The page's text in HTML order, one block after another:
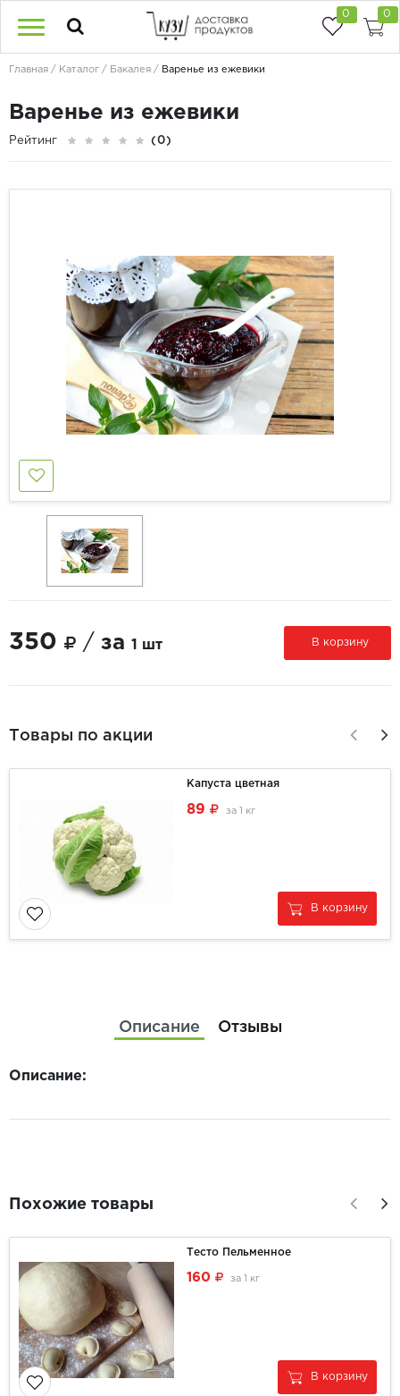
0 0
Главная Каталог Бакалея Варенье из ежевики
Варенье из ежевики
Рейтинг (0)
350 / за 1 шт В корзину
Товары по акции
Капуста цветная
89 за 1 кг
В корзину
Описание Отзывы
Описание:
Похожие товары
Тесто Пельменное
160 за 1 кг
В корзину